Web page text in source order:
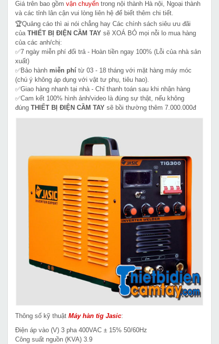
Giá trên bao gồm vận chuyển trong nội thành Hà nội, Ngoại thành
và các tỉnh lân cận vui lòng liên hệ để biết thêm chi tiết.
🏆Quảng cáo thì ai nói chẳng hay Các chính sách siêu ưu đãi
của THIẾT BỊ ĐIỆN CẦM TAY sẽ XOÁ BỎ mọi nỗi lo mua hàng
của các anh/chị:
✅7 ngày miễn phí đổi trả - Hoàn tiền ngay 100% (Lỗi của nhà sản
xuất)
✅Bảo hành miễn phí từ 03 - 18 tháng với mặt hàng máy móc
(chú ý không áp dụng với vật tư phụ, tiêu hao).
✅Giao hàng nhanh tại nhà - Chỉ thanh toán sau khi nhận hàng
✅Cam kết 100% hình ảnh/video là đúng sự thật, nếu không
đúng THIẾT BỊ ĐIỆN CẦM TAY sẽ bồi thường thêm 7.000.000đ
Thông số kỹ thuật Máy hàn tig Jasic:
Điện áp vào (V) 3 pha 400VAC ± 15% 50/60Hz
Công suất nguồn (KVA) 3.9